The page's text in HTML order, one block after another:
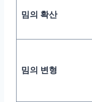
밈의 확산
밈의 변형